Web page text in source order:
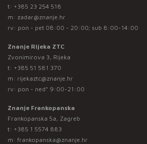
t: +385 23 254 518
m: zadar@znanje.hr
rv: pon - pet 08:00 - 20:00; sub 8:00-14:00
Znanje Rijeka ZTC
Zvonimirova 3, Rijeka
t: +385 51 581 370
m: rijekaztc@znanje.hr
rv: pon - ned* 9:00-21:00
Znanje Frankopanska
Frankopanska 5a, Zagreb
t: +385 1 5574 883
m: frankopanska@znanje.hr